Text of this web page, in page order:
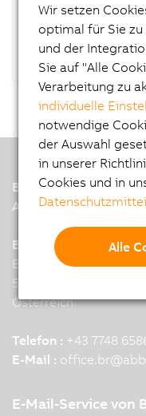
B&R 2010
B&R
A member of the ABB
B&R Industrial
B&R Strasse 1
5142 Eggelsberg
Österreich
Telefon : +43 7748
E-Mail : office.br@
E-Mail-Service von
Wir setzen
optimal für Sie zu
und der
Sie auf "Alle
Verarbeitung zu
individuelle
notwendige
der Auswahl
in unserer
Cookies und in
Alle